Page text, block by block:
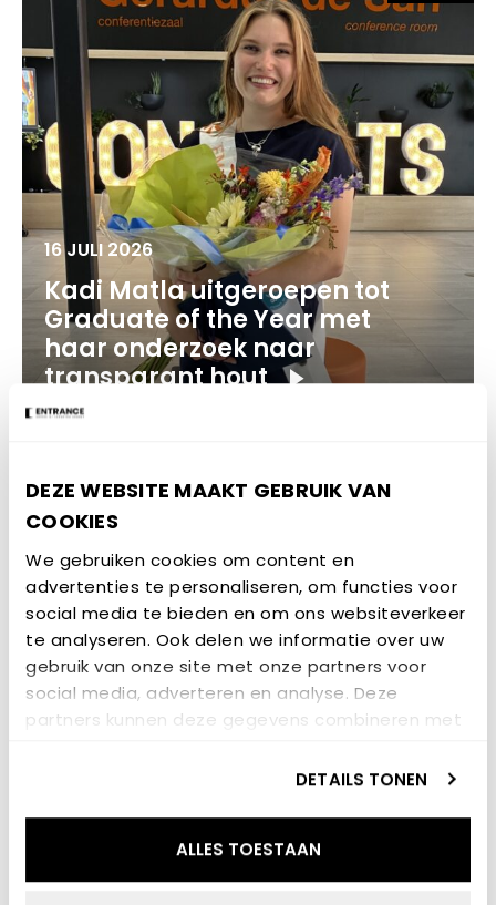
DEZE WEBSITE MAAKT GEBRUIK VAN
COOKIES
We gebruiken cookies om content en
advertenties te personaliseren, om functies voor
social media te bieden en om ons websiteverkeer
te analyseren. Ook delen we informatie over uw
gebruik van onze site met onze partners voor
social media, adverteren en analyse. Deze
partners kunnen deze gegevens combineren met
die ze hebben verzameld op basis van uw gebruik
DETAILS TONEN
ALLES TOESTAAN
16 JULI 2026
Kadi Matla uitgeroepen tot
Graduate of the Year met
haar onderzoek naar
transparant hout
13 JULI 2026
strijden in Groningen om titel
windturbine
NIEUWS